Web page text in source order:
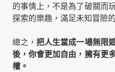
的事情上，不是為了破關而
探索的樂趣，滿足未知冒險
總之，把人生當成一場無限
後，你會更加自由，擁有更
權。